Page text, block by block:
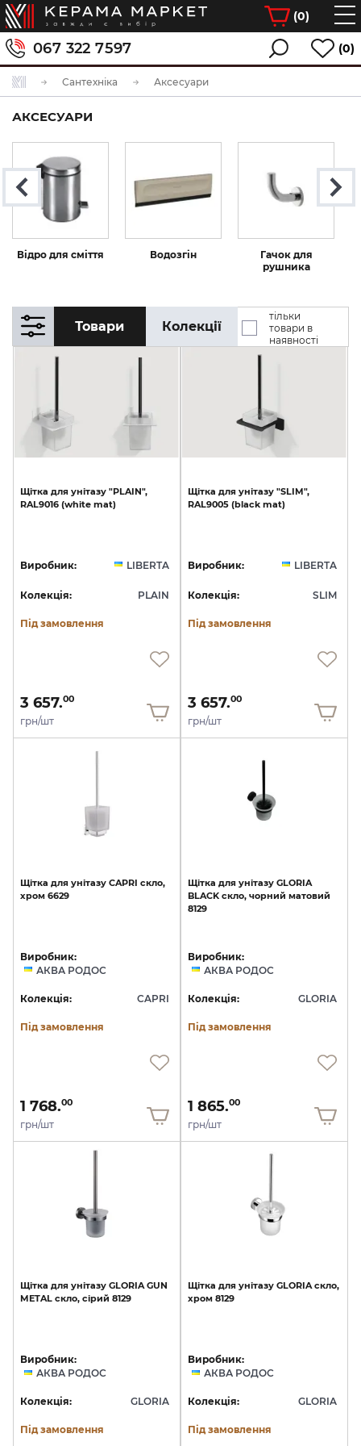
(0)
067 322 7597 (0)
Сантехніка Аксесуари
АКСЕСУАРИ
Відро для сміття Водозгін
Гачок для
рушника
Товари Колекції
тільки
товари в
наявності
Щітка для унітазу "PLAIN",
RAL9016 (white mat)
Виробник: LIBERTA
Колекція: PLAIN
Під замовлення
3 657.00
грн/шт
Щітка для унітазу "SLIM",
RAL9005 (black mat)
Виробник: LIBERTA
Колекція: SLIM
Під замовлення
3 657.00
грн/шт
Щітка для унітазу CAPRI скло,
хром 6629
Виробник:
АКВА РОДОС
Колекція: CAPRI
Під замовлення
1 768.00
грн/шт
Щітка для унітазу GLORIA
BLACK скло, чорний матовий
8129
Виробник:
АКВА РОДОС
Колекція: GLORIA
Під замовлення
1 865.00
грн/шт
Щітка для унітазу GLORIA GUN
METAL скло, сірий 8129
Виробник:
АКВА РОДОС
Колекція: GLORIA
Під замовлення
Щітка для унітазу GLORIA скло,
хром 8129
Виробник:
АКВА РОДОС
Колекція: GLORIA
Під замовлення